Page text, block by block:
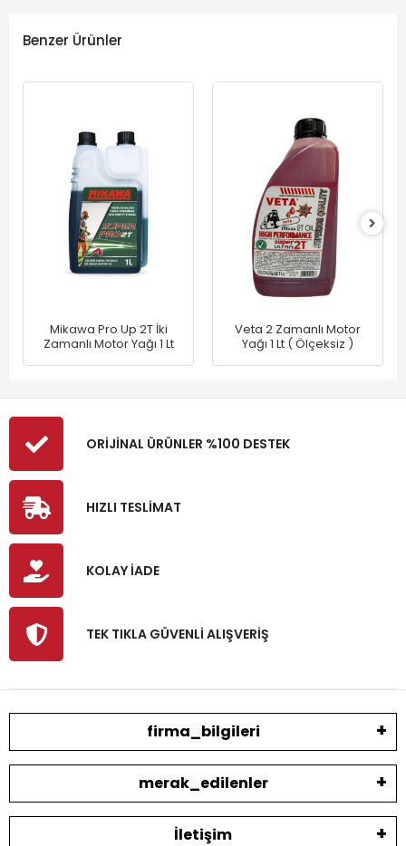
Benzer Ürünler
Mikawa Pro Up 2T İki
Zamanlı Motor Yağı 1 Lt
Veta 2 Zamanlı Motor
Yağı 1 Lt ( Ölçeksiz )
ORİJİNAL ÜRÜNLER %100 DESTEK
HIZLI TESLİMAT
KOLAY İADE
TEK TIKLA GÜVENLİ ALIŞVERİŞ
firma_bilgileri
merak_edilenler
İletişim